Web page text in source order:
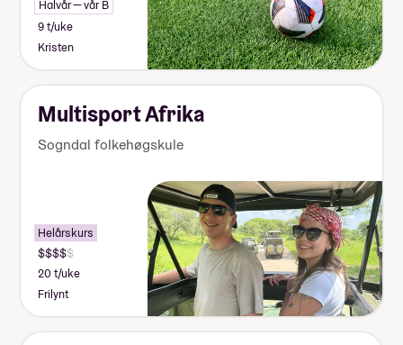
Halvår — vår B
9 t/uke
Kristen
Multisport Afrika
Sogndal folkehøgskule
Helårskurs
20 t/uke
Frilynt